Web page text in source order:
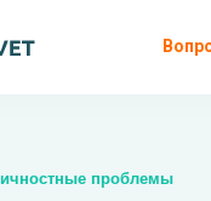
проблемы